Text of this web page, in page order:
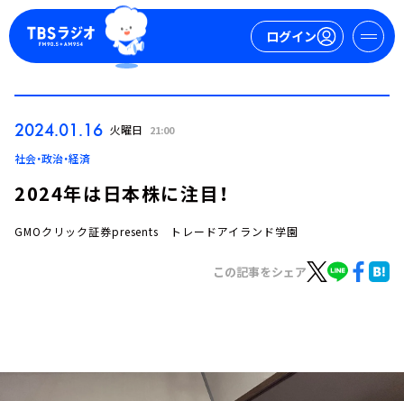
ログイン
トピックス
2024.01.16 火曜日 21:00
社会・政治・経済
2024年は日本株に注目！
GMOクリック証券presents トレードアイランド学園
この記事をシェア